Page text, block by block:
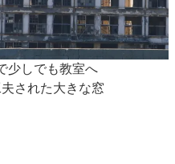
少しでも教室へ
された大きな窓